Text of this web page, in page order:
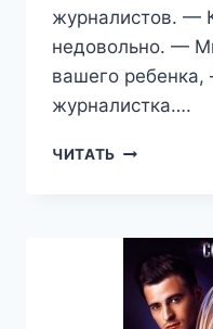
журналистов. —
недовольно. —
вашего
журналистка….
ЧИТАТЬ НАСЛЕДНИК
ВЕБЕР